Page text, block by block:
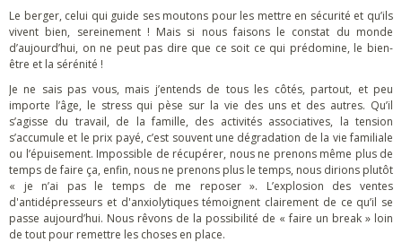
Le berger, celui qui guide ses moutons pour les mettre en sécurité et qu’ils
vivent bien, sereinement ! Mais si nous faisons le constat du monde
d’aujourd’hui, on ne peut pas dire que ce soit ce qui prédomine, le bien-
être et la sérénité !
Je ne sais pas vous, mais j’entends de tous les côtés, partout, et peu
importe l’âge, le stress qui pèse sur la vie des uns et des autres. Qu’il
s’agisse du travail, de la famille, des activités associatives, la tension
s’accumule et le prix payé, c’est souvent une dégradation de la vie familiale
ou l’épuisement. Impossible de récupérer, nous ne prenons même plus de
temps de faire ça, enfin, nous ne prenons plus le temps, nous dirions plutôt
« je n’ai pas le temps de me reposer ». L’explosion des ventes
d'antidépresseurs et d'anxiolytiques témoignent clairement de ce qu’il se
passe aujourd’hui. Nous rêvons de la possibilité de « faire un break » loin
de tout pour remettre les choses en place.